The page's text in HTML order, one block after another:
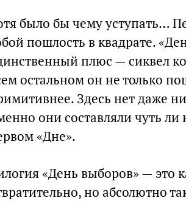
было бы чему уступать…
пошлость в квадрате.
плюс — сиквел
остальном он не только
Здесь нет даже
они составляли чуть
«Дне».
«День выборов» — это
но абсолютно